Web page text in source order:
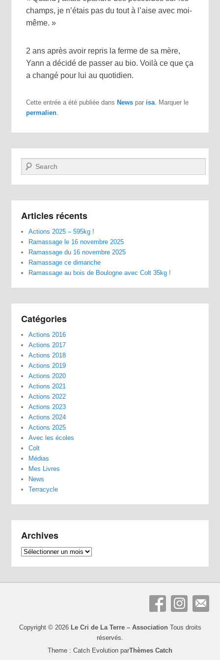
champs, je n’étais pas du tout à l’aise avec moi-
même. »
2 ans après avoir repris la ferme de sa mère,
Yann a décidé de passer au bio. Voilà ce que ça
a changé pour lui au quotidien.
Cette entrée a été publiée dansNews par isa . Marquer le
permalien
Recherche
Articles récents
Actions 2025 – 595kg !
Ramassage le 16 novembre 2025
Ramassage du 16 novembre 2025
Ramassage ce dimanche
Ramassage au bois de Boulogne avec Colt 35kg !
Catégories
Actions 2016
Actions 2017
Actions 2018
Actions 2019
Actions 2020
Actions 2021
Actions 2022
Actions 2023
Actions 2024
Actions 2025
Avec les écoles
Colt
Médias
Mes Livres
News
Terracycle
Archives
Archives
Copyright © 2026 Le Cri de La Terre – Association Tous droits
réservés.
Theme : Catch Evolution parThèmes Catch